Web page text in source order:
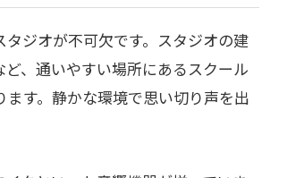
ジオが不可欠です。スタジオの建
、通いやすい場所にあるスクール
す。静かな環境で思い切り声を出